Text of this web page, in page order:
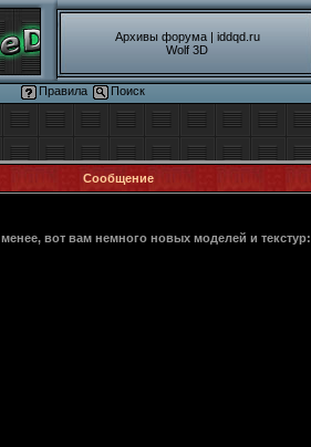
Архивы форума| iddqd.ru
Wolf 3D
Правила Поиск
Сообщение
вот вам немного новых моделей и текстур: